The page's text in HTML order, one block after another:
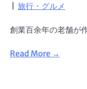
旅行・グルメ
創業百余年の老舗が
Read More →